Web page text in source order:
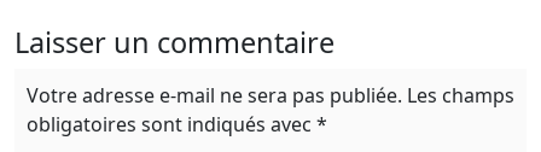
Laisser un commentaire
Votre adresse e-mail ne sera pas publiée. Les champs
obligatoires sont indiqués avec *